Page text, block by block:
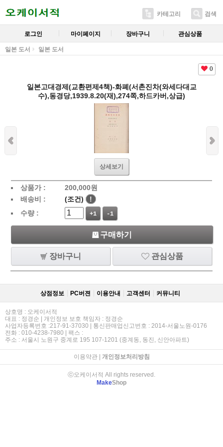
카테고리 검색
로그인 마이페이지 장바구니 관심상품
일본 도서 일본 도서
0
일본고대경제(교환편제4책)-화폐(서촌진차(와세다대교
수),동경당,1939.8.20(재),274쪽,하드카버,상급)
상세보기
상품가 : 200,000원
배송비 :
(조건)
!
수량 :
+1 -1
구매하기
장바구니 관심상품
상점정보 PC버젼 이용안내 고객센터 커뮤니티
상호명 : 오케이서적
대표 : 정경순 | 개인정보 보호 책임자 : 정경순
사업자등록번호 :217-91-37030 | 통신판매업신고번호 : 2014-서울노원-0176
전화 : 010-4238-7980 | 팩스 :
주소 : 서울시 노원구 중계로 195 107-1201 (중계동, 동진, 신안아파트)
이용약관| 개인정보처리방침
ⓒ오케이서적 All rights reserved.
MakeShop